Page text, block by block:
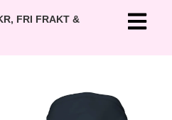
FRI FRAKT &